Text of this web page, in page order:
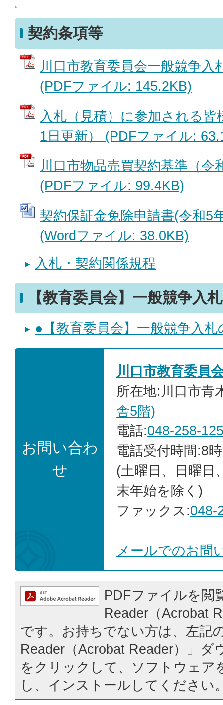
契約条項等
川口市教育委員会一般競争入
(PDFファイル: 145.2KB)
入札（見積）に参加される皆
1日更新） (PDFファイル:
川口市物品売買契約基準（令
(PDFファイル: 99.4KB)
契約保証金免除申請書(令和5
(Wordファイル: 38.0KB)
入札・契約関係規程
【教育委員会】一般競争入
●【教育委員会】一般競争入
お問い合わ
せ
川口市教育委員
所在地:川口市青
舎5階)
電話:048-258-
電話受付時間:8
(土曜日、日曜日
末年始を除く)
ファックス:048-
メールでのお問
PDFファイルを閲
Reader（Acrobat
です。お持ちでない方は、左記
Reader（Acrobat Reader）」ダ
をクリックして、ソフトウェア
し、インストールしてください